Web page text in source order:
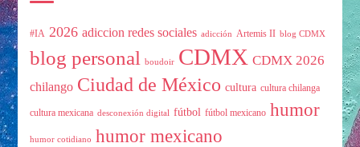
#IA 2026 adiccion redes sociales adicción Artemis II blog CDMX
blog personal boudoir CDMX CDMX 2026
chilango Ciudad de México cultura cultura chilanga
cultura mexicana desconexión digital fútbol fútbol mexicano humor
humor cotidiano humor mexicano